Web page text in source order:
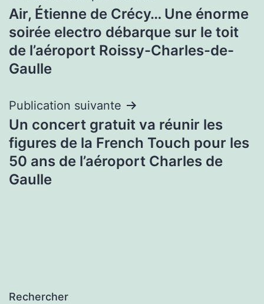
de
l’article
Air, Étienne de Crécy… Une énorme
soirée electro débarque sur le toit
de l’aéroport Roissy-Charles-de-
Gaulle
Publication suivante
Un concert gratuit va réunir les
figures de la French Touch pour les
50 ans de l’aéroport Charles de
Gaulle
Rechercher